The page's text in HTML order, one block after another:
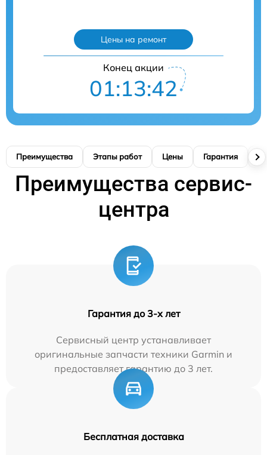
Цены на ремонт
Конец акции
01:13:41
Преимущества Этапы работ Цены Гарантия
Преимущества сервис-
центра
Гарантия до 3-х лет
Сервисный центр устанавливает
оригинальные запчасти техники Garmin и
предоставляет гарантию до 3 лет.
Бесплатная доставка